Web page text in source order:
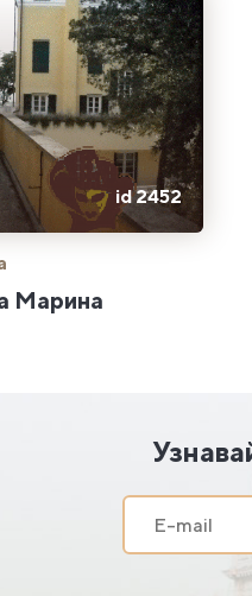
id 2452
Марина